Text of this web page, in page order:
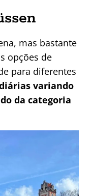
mas bastante
opções de
para diferentes
variando
da categoria